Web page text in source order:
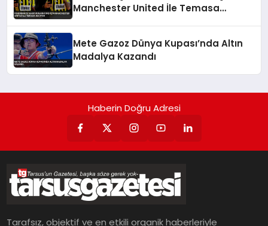
Manchester United İle Temasa
Mete Gazoz Dünya Kupası’nda Altın
Madalya Kazandı
Haberin Doğru Adresi
Tarafsız, objektif ve en etkili organik haberleriyle